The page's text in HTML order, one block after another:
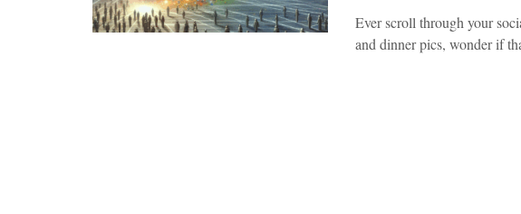
Ever scroll through your
and dinner pics, wonder if